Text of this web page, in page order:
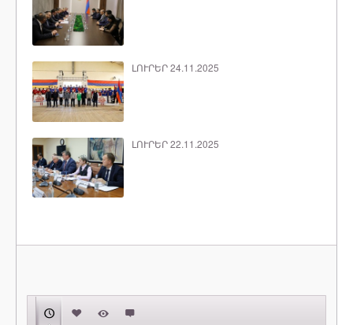
ԼՈՒՐԵՐ 24.11.2025
ԼՈՒՐԵՐ 22.11.2025